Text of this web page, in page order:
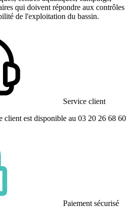
qui doivent répondre aux contrôles
de l'exploitation du bassin.
Service client
client est disponible au 03 20 26 68 60
Paiement sécurisé